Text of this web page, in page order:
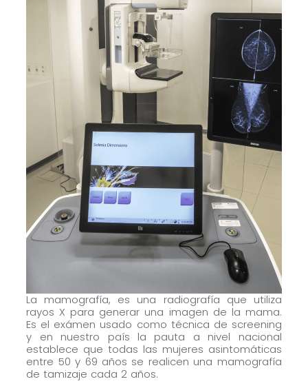
La mamografía, es una radiografía que utiliza
rayos X para generar una imagen de la mama.
Es el exámen usado como técnica de screening
y en nuestro país la pauta a nivel nacional
establece que todas las mujeres asintomáticas
entre 50 y 69 años se realicen una mamografía
de tamizaje cada 2 años.
la web.
Experiencia
Para que
nuestra web
funcione lo
mejor posible
durante tu
rechaza estas
cookies,
algunas
funcionalidades
desaparecerán
Marketing
Al compartir tus
intereses y